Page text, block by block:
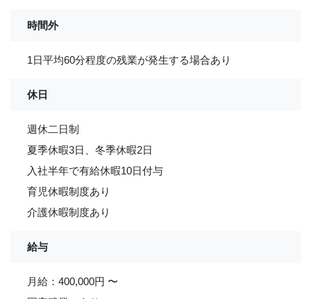
時間外
1日平均60分程度の残業が発生する場合あり
休日
週休二日制
夏季休暇3日、冬季休暇2日
入社半年で有給休暇10日付与
育児休暇制度あり
介護休暇制度あり
給与
月給：400,000円 〜